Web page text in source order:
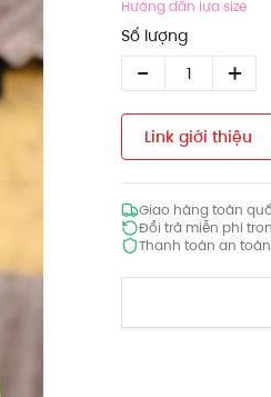
Hướng dẫn lựa size
Số lượng
Link giới thiệu
Giao hàng toàn
Đổi trả miễn phí
Thanh toán an toàn